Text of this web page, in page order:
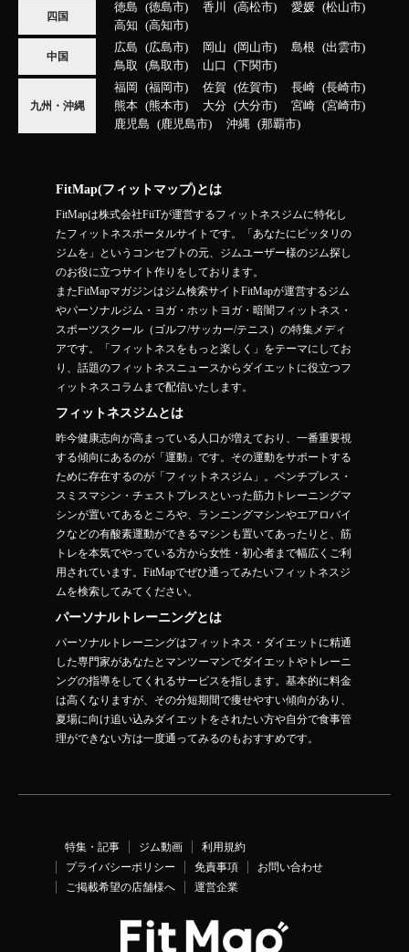
四国
徳島 徳島市 香川 高松市 愛媛
松山市
高知
高知市
中国
広島 広島市 岡山 岡山市 島根
出雲市
鳥取
鳥取市 山口 下関市
九州・沖縄
福岡 福岡市 佐賀 佐賀市 長崎
長崎市
熊本
熊本市 大分 大分市 宮崎
宮崎市
鹿児島
鹿児島市 沖縄 那覇市
FitMap(フィットマップ)とは
FitMapは株式会社FiiTが運営するフィットネスジムに特化し
たフィットネスポータルサイトです。「あなたにピッタリの
ジムを」というコンセプトの元、ジムユーザー様のジム探し
のお役に立つサイト作りをしております。
またFitMapマガジンはジム検索サイトFitMapが運営するジム
やパーソナルジム・ヨガ・ホットヨガ・暗闇フィットネス・
スポーツスクール（ゴルフ/サッカー/テニス）の特集メディ
アです。「フィットネスをもっと楽しく」をテーマにしてお
り、話題のフィットネスニュースからダイエットに役立つフ
ィットネスコラムまで配信いたします。
フィットネスジムとは
昨今健康志向が高まっている人口が増えており、一番重要視
する傾向にあるのが「運動」です。その運動をサポートする
ために存在するのが「フィットネスジム」。ベンチプレス・
スミスマシン・チェストプレスといった筋力トレーニングマ
シンが置いてあるところや、ランニングマシンやエアロバイ
クなどの有酸素運動ができるマシンも置いてあったりと、筋
トレを本気でやっている方から女性・初心者まで幅広くご利
用されています。FitMapでぜひ通ってみたいフィットネスジ
ムを検索してみてください。
パーソナルトレーニングとは
パーソナルトレーニングはフィットネス・ダイエットに精通
した専門家があなたとマンツーマンでダイエットやトレーニ
ングの指導をしてくれるサービスを指します。基本的に料金
は高くなりますが、その分短期間で痩せやすい傾向があり、
夏場に向け追い込みダイエットをされたい方や自分で食事管
理ができない方は一度通ってみるのもおすすめです。
特集・記事 ジム動画
利用規約
プライバシーポリシー
免責事項
お問い合わせ
ご掲載希望の店舗様へ
運営企業